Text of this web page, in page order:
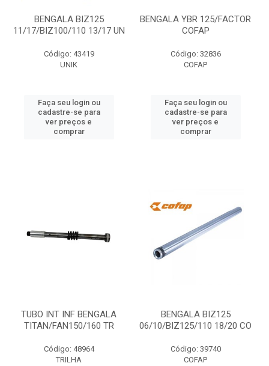
BENGALA BIZ125
11/17/BIZ100/110 13/17 UN
Código: 43419
UNIK
Faça seu login ou
cadastre-se para
ver preços e
comprar
BENGALA YBR 125/FACTOR
COFAP
Código: 32836
COFAP
Faça seu login ou
cadastre-se para
ver preços e
comprar
TUBO INT INF BENGALA
TITAN/FAN150/160 TR
Código: 48964
TRILHA
BENGALA BIZ125
06/10/BIZ125/110 18/20 CO
Código: 39740
COFAP